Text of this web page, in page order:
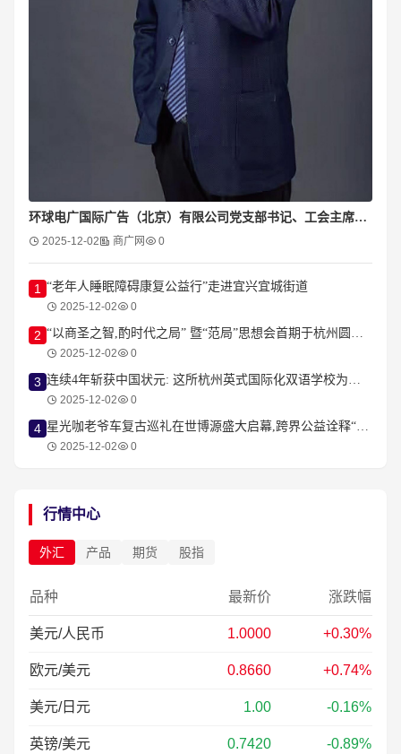
环球电广国际广告（北京）有限公司党支部书记、工会主席陈海斌
2025-12-02 商广网 0
1 “老年人睡眠障碍康复公益行”走进宜兴宜城街道
2025-12-02 0
2 “以商圣之智,酌时代之局” 暨“范局”思想会首期于杭州圆满落幕
2025-12-02 0
3 连续4年斩获中国状元: 这所杭州英式国际化双语学校为何频繁登顶IGCSE考试?
2025-12-02 0
4 星光咖老爷车复古巡礼在世博源盛大启幕,跨界公益诠释“车与爱”的浪漫
2025-12-02 0
行情中心
外汇 产品 期货 股指
品种 最新价 涨跌幅
美元/人民币 1.0000 +0.30%
欧元/美元 0.8660 +0.74%
美元/日元 1.00 -0.16%
英镑/美元 0.7420 -0.89%